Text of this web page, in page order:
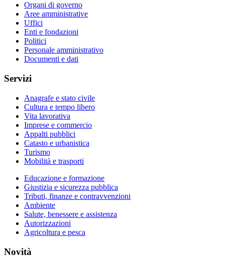
Organi di governo
Aree amministrative
Uffici
Enti e fondazioni
Politici
Personale amministrativo
Documenti e dati
Servizi
Anagrafe e stato civile
Cultura e tempo libero
Vita lavorativa
Imprese e commercio
Appalti pubblici
Catasto e urbanistica
Turismo
Mobilità e trasporti
Educazione e formazione
Giustizia e sicurezza pubblica
Tributi, finanze e contravvenzioni
Ambiente
Salute, benessere e assistenza
Autorizzazioni
Agricoltura e pesca
Novità